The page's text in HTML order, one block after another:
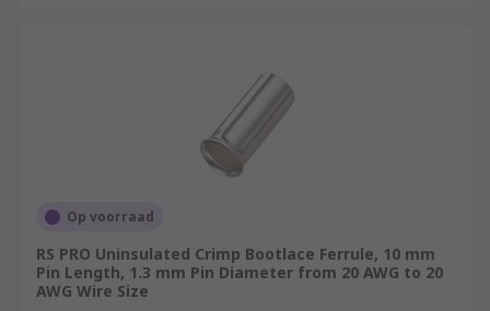
Op voorraad
RS PRO Uninsulated Crimp Bootlace Ferrule, 10 mm
Pin Length, 1.3 mm Pin Diameter from 20 AWG to 20
AWG Wire Size